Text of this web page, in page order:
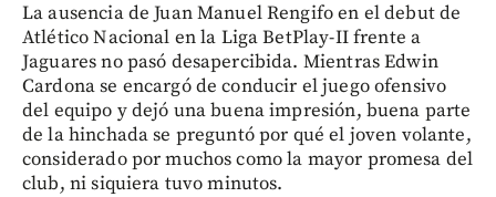
La ausencia de Juan Manuel Rengifo en el debut de
Atlético Nacional en la Liga BetPlay-II frente a
Jaguares no pasó desapercibida. Mientras Edwin
Cardona se encargó de conducir el juego ofensivo
del equipo y dejó una buena impresión, buena parte
de la hinchada se preguntó por qué el joven volante,
considerado por muchos como la mayor promesa del
club, ni siquiera tuvo minutos.